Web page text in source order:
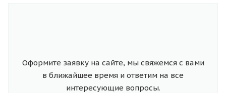
Оформите заявку на сайте, мы свяжемся с вами
в ближайшее время и ответим на все
интересующие вопросы.